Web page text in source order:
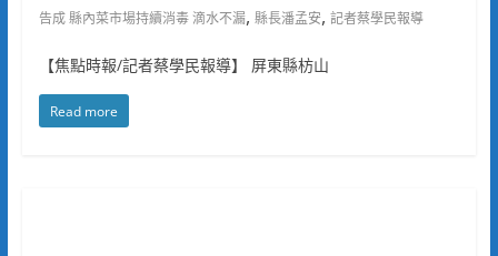
告成 縣內菜市場持續消毒 滴水不漏, 縣長潘孟安, 記者蔡學民報導
【焦點時報/記者蔡學民報導】 屏東縣枋山
Read more